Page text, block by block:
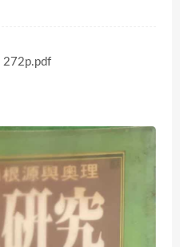
272p.pdf